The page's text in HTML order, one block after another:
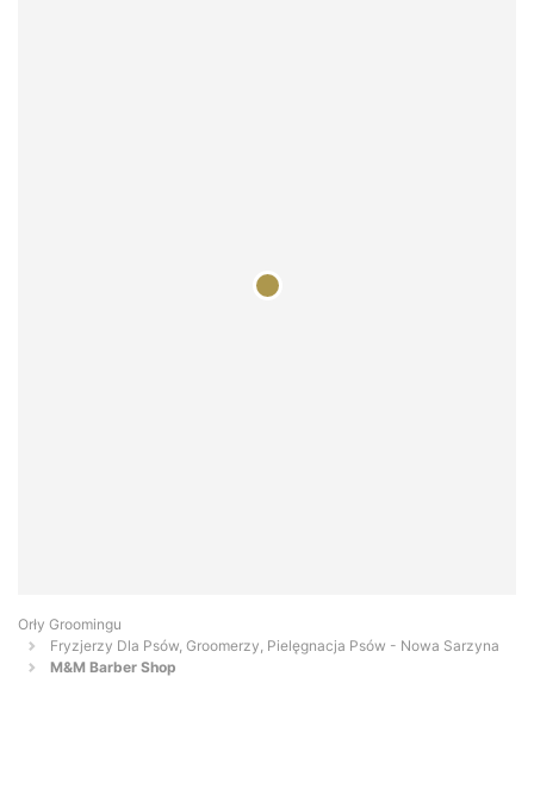
Orły Groomingu
Fryzjerzy Dla Psów, Groomerzy, Pielęgnacja Psów - Nowa Sarzyna
M&M Barber Shop